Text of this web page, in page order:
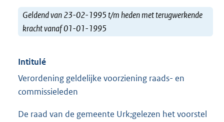
Geldend van 23-02-1995 t/m heden met terugwerkende
kracht vanaf 01-01-1995
Intitulé
Verordening geldelijke voorziening raads- en
commissieleden
De raad van de gemeente Urk;gelezen het voorstel